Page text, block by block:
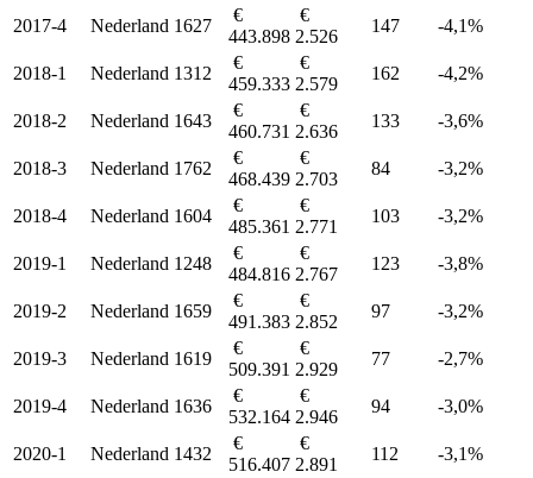
2017-4 Nederland 1627
€
443.898
€
2.526
147 -4,1%
2018-1 Nederland 1312
€
459.333
€
2.579
162 -4,2%
2018-2 Nederland 1643
€
460.731
€
2.636
133 -3,6%
2018-3 Nederland 1762
€
468.439
€
2.703
84 -3,2%
2018-4 Nederland 1604
€
485.361
€
2.771
103 -3,2%
2019-1 Nederland 1248
€
484.816
€
2.767
123 -3,8%
2019-2 Nederland 1659
€
491.383
€
2.852
97 -3,2%
2019-3 Nederland 1619
€
509.391
€
2.929
77 -2,7%
2019-4 Nederland 1636
€
532.164
€
2.946
94 -3,0%
2020-1 Nederland 1432
€
516.407
€
2.891
112 -3,1%